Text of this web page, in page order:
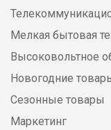
Мелкая бытовая
Высоковольтное
Новогодние
Сезонные товары
Маркетинг